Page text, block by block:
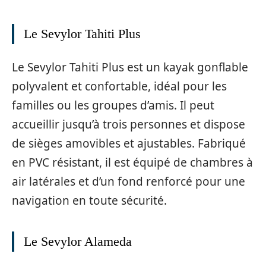
Le Sevylor Tahiti Plus
Le Sevylor Tahiti Plus est un kayak gonflable
polyvalent et confortable, idéal pour les
familles ou les groupes d’amis. Il peut
accueillir jusqu’à trois personnes et dispose
de sièges amovibles et ajustables. Fabriqué
en PVC résistant, il est équipé de chambres à
air latérales et d’un fond renforcé pour une
navigation en toute sécurité.
Le Sevylor Alameda